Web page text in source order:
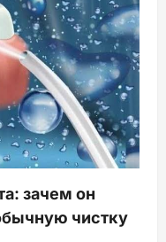
зачем он
чистку